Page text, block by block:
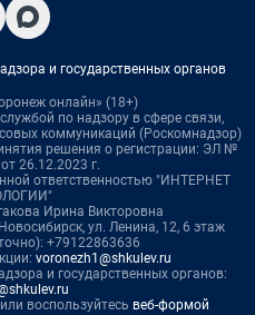
и государственных органов
онлайн» (18+)
по надзору в сфере связи,
коммуникаций (Роскомнадзор)
решения о регистрации: ЭЛ №
26.12.2023 г.
ответственностью "ИНТЕРНЕТ
Ирина Викторовна
ул. Ленина, 12, 6 этаж
+79122863636
voronezh1@shkulev.ru
и государственных органов:
или воспользуйтесь веб-формой